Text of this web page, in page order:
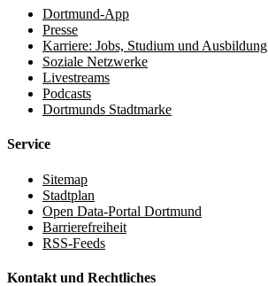
Dortmund-App
Presse
Karriere: Jobs, Studium und Ausbildung
Soziale Netzwerke
Livestreams
Podcasts
Dortmunds Stadtmarke
Service
Sitemap
Stadtplan
Open Data-Portal Dortmund
Barrierefreiheit
RSS-Feeds
Kontakt und Rechtliches